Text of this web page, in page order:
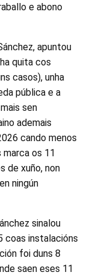
e abono
apuntou
quita cos
casos), unha
pública e a
sen
ademais
cando menos
marca os 11
de xuño, non
ningún
sinalou
coas instalacións
foi duns 8
saen eses 11